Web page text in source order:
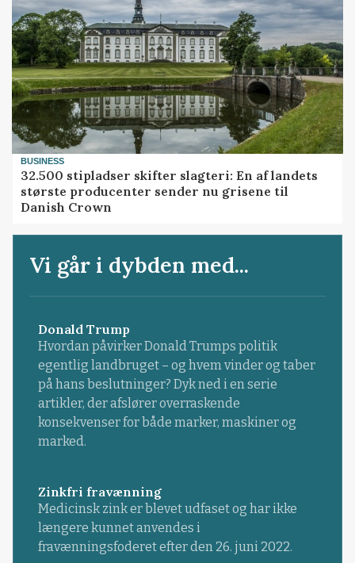
BUSINESS
32.500 stipladser skifter slagteri: En af landets
største producenter sender nu grisene til
Danish Crown
Vi går i dybden med...
Donald Trump
Hvordan påvirker Donald Trumps politik
egentlig landbruget – og hvem vinder og taber
på hans beslutninger? Dyk ned i en serie
artikler, der afslører overraskende
konsekvenser for både marker, maskiner og
marked.
Zinkfri fravænning
Medicinsk zink er blevet udfaset og har ikke
længere kunnet anvendes i
fravænningsfoderet efter den 26. juni 2022.